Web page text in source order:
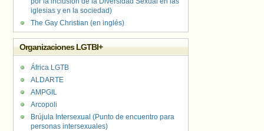
iglesias y en la sociedad)
The Gay Christian (en inglés)
Organizaciones LGTBI+
África LGTB
ALDARTE
AMPGIL
Arcopoli
Brújula Intersexual (Punto de encuentro para
personas intersexuales)